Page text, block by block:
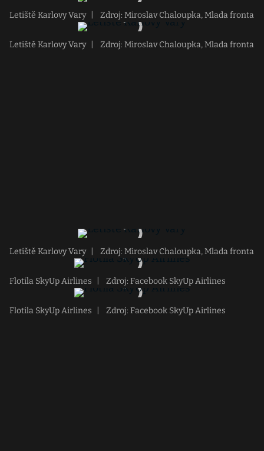
Letiště Karlovy Vary Zdroj: Miroslav Chaloupka, Mlada fronta
Letiště Karlovy Vary Zdroj: Miroslav Chaloupka, Mlada fronta
Letiště Karlovy Vary Zdroj: Miroslav Chaloupka, Mlada fronta
Flotila SkyUp Airlines Zdroj: Facebook SkyUp Airlines
Flotila SkyUp Airlines Zdroj: Facebook SkyUp Airlines